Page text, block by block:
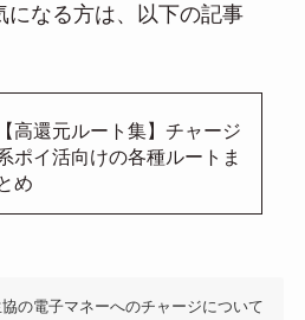
になる方は、以下の記事
【高還元ルート集】チャージ
ポイ活向けの各種ルートま
め
の電子マネーへのチャージについて